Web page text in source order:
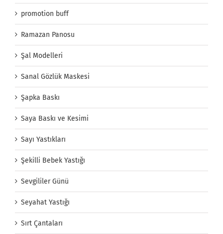
promotion buff
Ramazan Panosu
Şal Modelleri
Sanal Gözlük Maskesi
Şapka Baskı
Saya Baskı ve Kesimi
Sayı Yastıkları
Şekilli Bebek Yastığı
Sevgililer Günü
Seyahat Yastığı
Sırt Çantaları